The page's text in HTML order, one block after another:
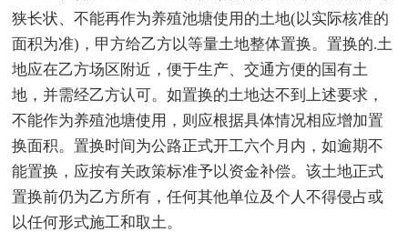
狭长状、不能再作为养殖池塘使用的土地(以实际核准的
面积为准)，甲方给乙方以等量土地整体置换。置换的.土
地应在乙方场区附近，便于生产、交通方便的国有土
地，并需经乙方认可。如置换的土地达不到上述要求，
不能作为养殖池塘使用，则应根据具体情况相应增加置
换面积。置换时间为公路正式开工六个月内，如逾期不
能置换，应按有关政策标准予以资金补偿。该土地正式
置换前仍为乙方所有，任何其他单位及个人不得侵占或
以任何形式施工和取土。